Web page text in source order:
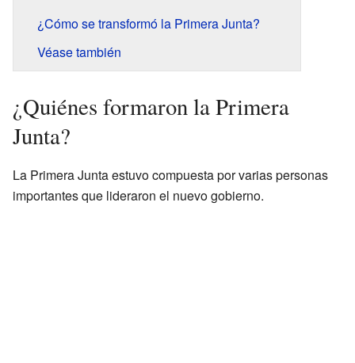
¿Cómo se transformó la Primera Junta?
Véase también
¿Quiénes formaron la Primera
Junta?
La Primera Junta estuvo compuesta por varias personas
importantes que lideraron el nuevo gobierno.